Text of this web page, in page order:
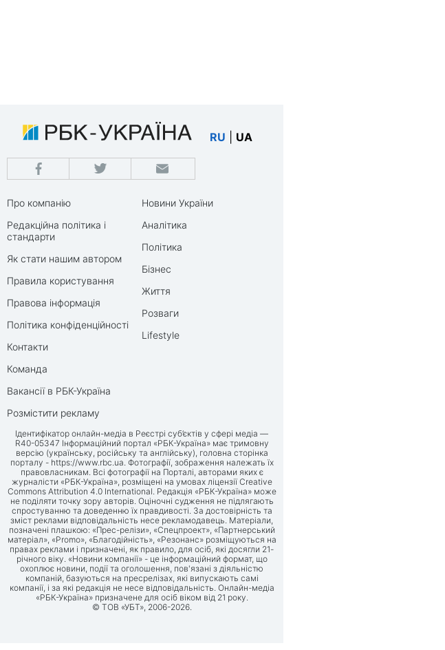
RU UA
Про компанію
Редакційна політика і
стандарти
Як стати нашим автором
Правила користування
Правова інформація
Політика конфіденційності
Контакти
Команда
Вакансії в РБК-Україна
Розмістити рекламу
Новини України
Аналітика
Політика
Бізнес
Життя
Розваги
Lifestyle
Ідентифікатор онлайн-медіа в Реєстрі суб’єктів у сфері медіа —
R40-05347 Інформаційний портал «РБК-Україна» має тримовну
версію (українську, російську та англійську), головна сторінка
порталу - https://www.rbc.ua. Фотографії, зображення належать їх
правовласникам. Всі фотографії на Порталі, авторами яких є
журналісти «РБК-Україна», розміщені на умовах ліцензії Creative
Commons Attribution 4.0 International. Редакція «РБК-Україна» може
не поділяти точку зору авторів. Оціночні судження не підлягають
спростуванню та доведенню їх правдивості. За достовірність та
зміст реклами відповідальність несе рекламодавець. Матеріали,
позначені плашкою: «Прес-релізи», «Спецпроект», «Партнерський
матеріал», «Promo», «Благодійність», «Резонанс» розміщуються на
правах реклами і призначені, як правило, для осіб, які досягли 21-
річного віку. «Новини компанії» - це інформаційний формат, що
охоплює новини, події та оголошення, пов'язані з діяльністю
компаній, базуються на пресрелізах, які випускають самі
компанії, і за які редакція не несе відповідальність. Онлайн-медіа
«РБК-Україна» призначене для осіб віком від 21 року.
© ТОВ «УБТ», 2006-2026.